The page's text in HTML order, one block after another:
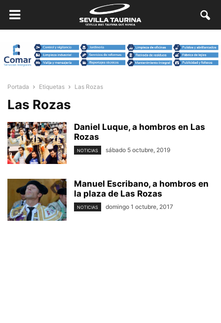
Portada Etiquetas Las Rozas
Las Rozas
Daniel Luque, a hombros en Las
Rozas
NOTICIAS sábado 5 octubre, 2019
Manuel Escribano, a hombros en
la plaza de Las Rozas
NOTICIAS domingo 1 octubre, 2017